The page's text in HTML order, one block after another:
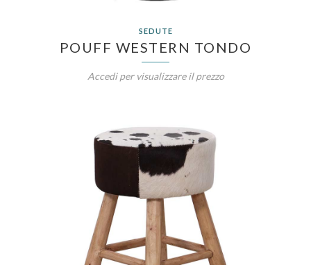
SEDUTE
POUFF WESTERN TONDO
Accedi per visualizzare il prezzo